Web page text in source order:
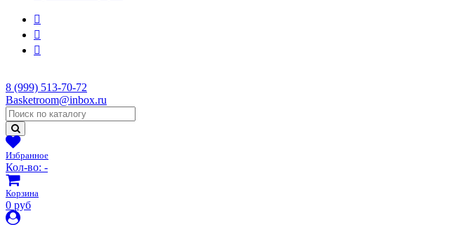
8 (999) 513-70-72
Basketroom@inbox.ru
Избранное
Кол-во: -
Корзина
0 руб